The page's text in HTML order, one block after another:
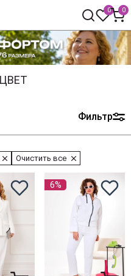
0 0
Фильтр
Очистить все
6%